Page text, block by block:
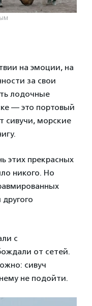
на эмоции, на
за свои
лодочные
— это портовый
сивучи, морские
этих прекрасных
никого. Но
с
от сетей.
сивуч
не подойти.